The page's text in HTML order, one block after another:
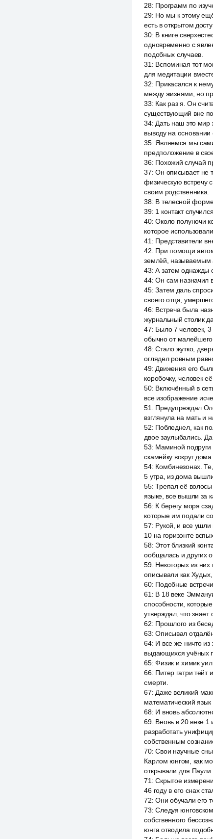
28: Программ по
29: Но мы к этому
есть в открытом
30: В книге
одновременно с
подобных случаев.
31 : Вспоминая тот
для медитации
32: Прикасался к
между жизнями, но
33: Как раз я. Он
существующий вне
34: Дать наш это мир
выводу на
35: Являемся мы
предположение в
36: Похожий случай
37:Он описывает не
физическую встречу
своим родственника.
38: В телесной
39: 1 контакт
40:Около полуночи
которое
41 : Представители
42: При помощи
землёй, называемым
43:А затем однажды
44:Он сам назначил
45:Затем даль
своего отца,
46: Встреча была
журнальный столик
47: Было 7 человек,
обычно от
48:Стало жутко,
оглядел ровным
49: Движения его
коробочку, человек
50: Включённый в
все изображение
51 : Предупреждал
взглянула на мать и
52: Побледнел, как
двое заулыбались.
53: Маминой подруги
скамейку вокруг
54: Комбинезонах.
5 утра, из дома
55:Трепал её
языке, все вышли за
56: К берегу моря
которые им подали
57: Рукой, и все ушли
10 на горизонте
58: Этот близкий
ообщалась и других
59: Некоторых из них
описывали как
60: Подобные
61 : В 18 веке
способности,
утверждал, что знает
62: Прошлого из
63:Описывал
64: И все же ничто из
выдающихся учёных
65:Физик и химик
66: Питер гатри
смерти.
67: Даже великий
математический
68: И вновь
69: Вновь в 20 веке 1
разработать
собственным
70:Свои научные
Карлом юнгом, как
открывали для Паули.
71 :Скрытое
46 году в его снах
72:Они обучали его
73:Следуя
собственного
юнга отводила